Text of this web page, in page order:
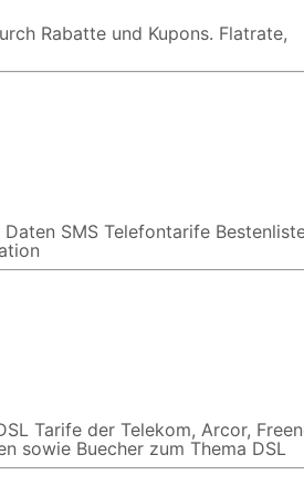
Rabatte und Kupons. Flatrate,
SMS Telefontarife
Tarife der Telekom, Arcor,
sowie Buecher zum Thema DSL